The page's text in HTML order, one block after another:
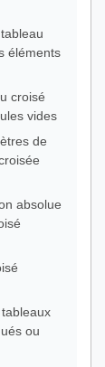
éléments
croisé
vides
de
absolue
ou